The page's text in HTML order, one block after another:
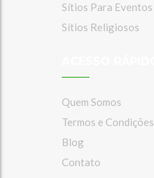
Sítios Para Eventos
Sítios Religiosos
Quem Somos
Termos e Condições
Blog
Contato